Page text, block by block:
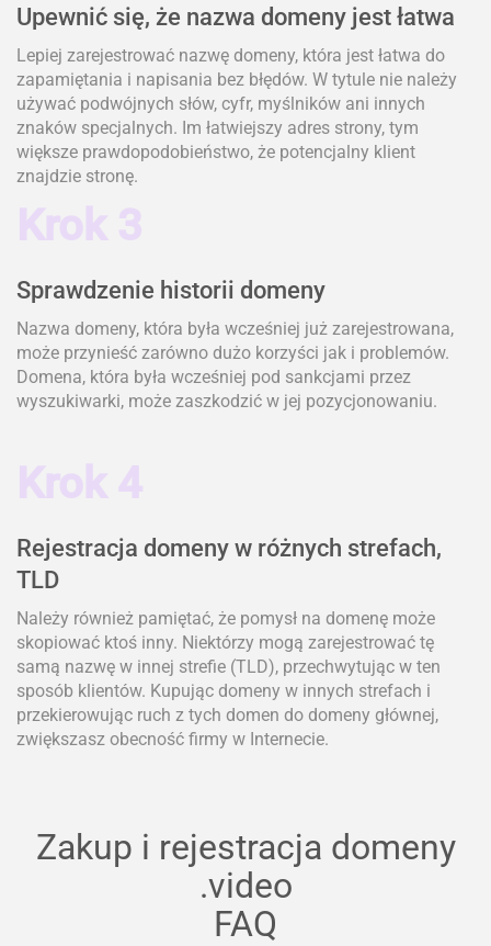
Upewnić się, że nazwa domeny jest łatwa
Lepiej zarejestrować nazwę domeny, która jest łatwa do
zapamiętania i napisania bez błędów. W tytule nie należy
używać podwójnych słów, cyfr, myślników ani innych
znaków specjalnych. Im łatwiejszy adres strony, tym
większe prawdopodobieństwo, że potencjalny klient
znajdzie stronę.
Krok 3
Sprawdzenie historii domeny
Nazwa domeny, która była wcześniej już zarejestrowana,
może przynieść zarówno dużo korzyści jak i problemów.
Domena, która była wcześniej pod sankcjami przez
wyszukiwarki, może zaszkodzić w jej pozycjonowaniu.
Krok 4
Rejestracja domeny w różnych strefach,
TLD
Należy również pamiętać, że pomysł na domenę może
skopiować ktoś inny. Niektórzy mogą zarejestrować tę
samą nazwę w innej strefie (TLD), przechwytując w ten
sposób klientów. Kupując domeny w innych strefach i
przekierowując ruch z tych domen do domeny głównej,
zwiększasz obecność firmy w Internecie.
Zakup i rejestracja domeny
.video
FAQ